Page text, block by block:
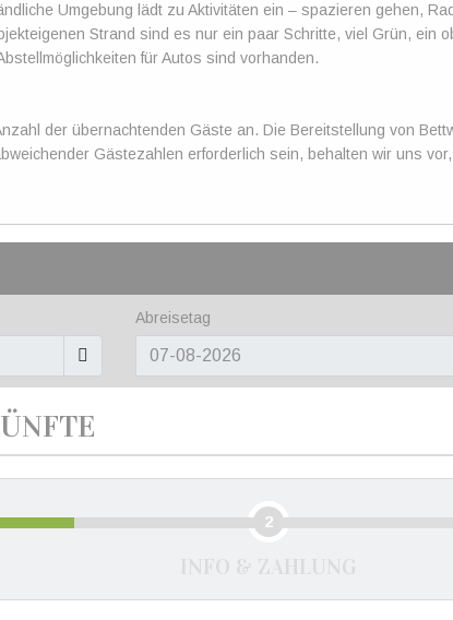
Umgebung lädt zu Aktivitäten ein – spazieren gehen,
Strand sind es nur ein paar Schritte, viel Grün, ein
für Autos sind vorhanden.
der übernachtenden Gäste an. Die Bereitstellung von
Gästezahlen erforderlich sein, behalten wir uns
Abreisetag
2